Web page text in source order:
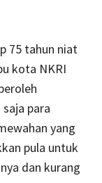
75 tahun niat
kota NKRI
para
yang
pula untuk
dan kurang